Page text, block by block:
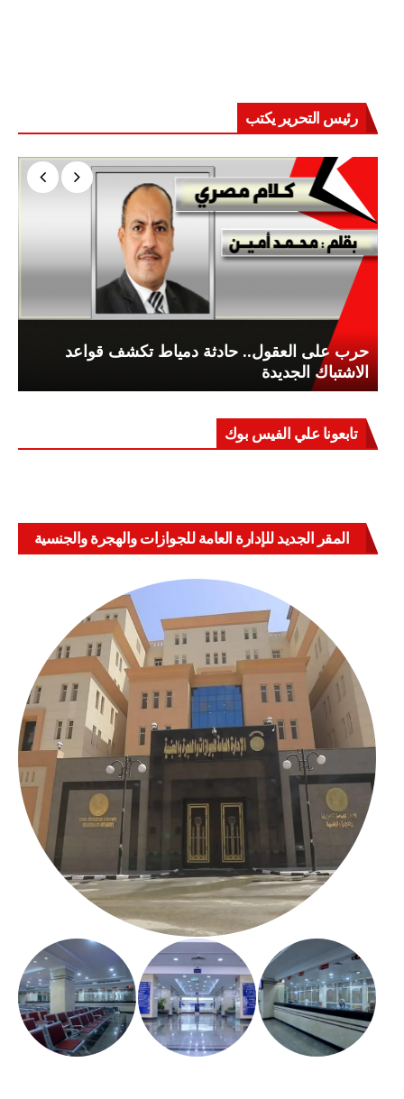
رئيس التحرير يكتب
حرب على العقول.. حادثة دمياط تكشف قواعد
الاشتباك الجديدة
تابعونا علي الفيس بوك
المقر الجديد للإدارة العامة للجوازات والهجرة والجنسية